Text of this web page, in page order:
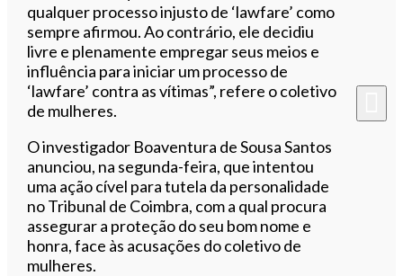
qualquer processo injusto de ‘lawfare’ como
sempre afirmou. Ao contrário, ele decidiu
livre e plenamente empregar seus meios e
influência para iniciar um processo de
‘lawfare’ contra as vítimas”, refere o coletivo
de mulheres.
O investigador Boaventura de Sousa Santos
anunciou, na segunda-feira, que intentou
uma ação cível para tutela da personalidade
no Tribunal de Coimbra, com a qual procura
assegurar a proteção do seu bom nome e
honra, face às acusações do coletivo de
mulheres.